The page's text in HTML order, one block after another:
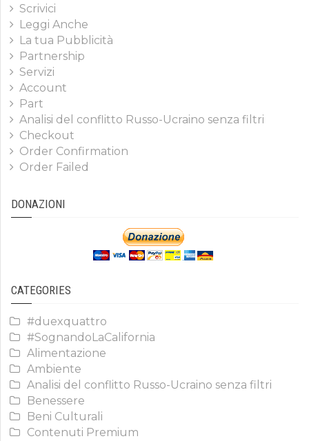
Scrivici
Leggi Anche
La tua Pubblicità
Partnership
Servizi
Account
Part
Analisi del conflitto Russo-Ucraino senza filtri
Checkout
Order Confirmation
Order Failed
DONAZIONI
CATEGORIES
#duexquattro
#SognandoLaCalifornia
Alimentazione
Ambiente
Analisi del conflitto Russo-Ucraino senza filtri
Benessere
Beni Culturali
Contenuti Premium